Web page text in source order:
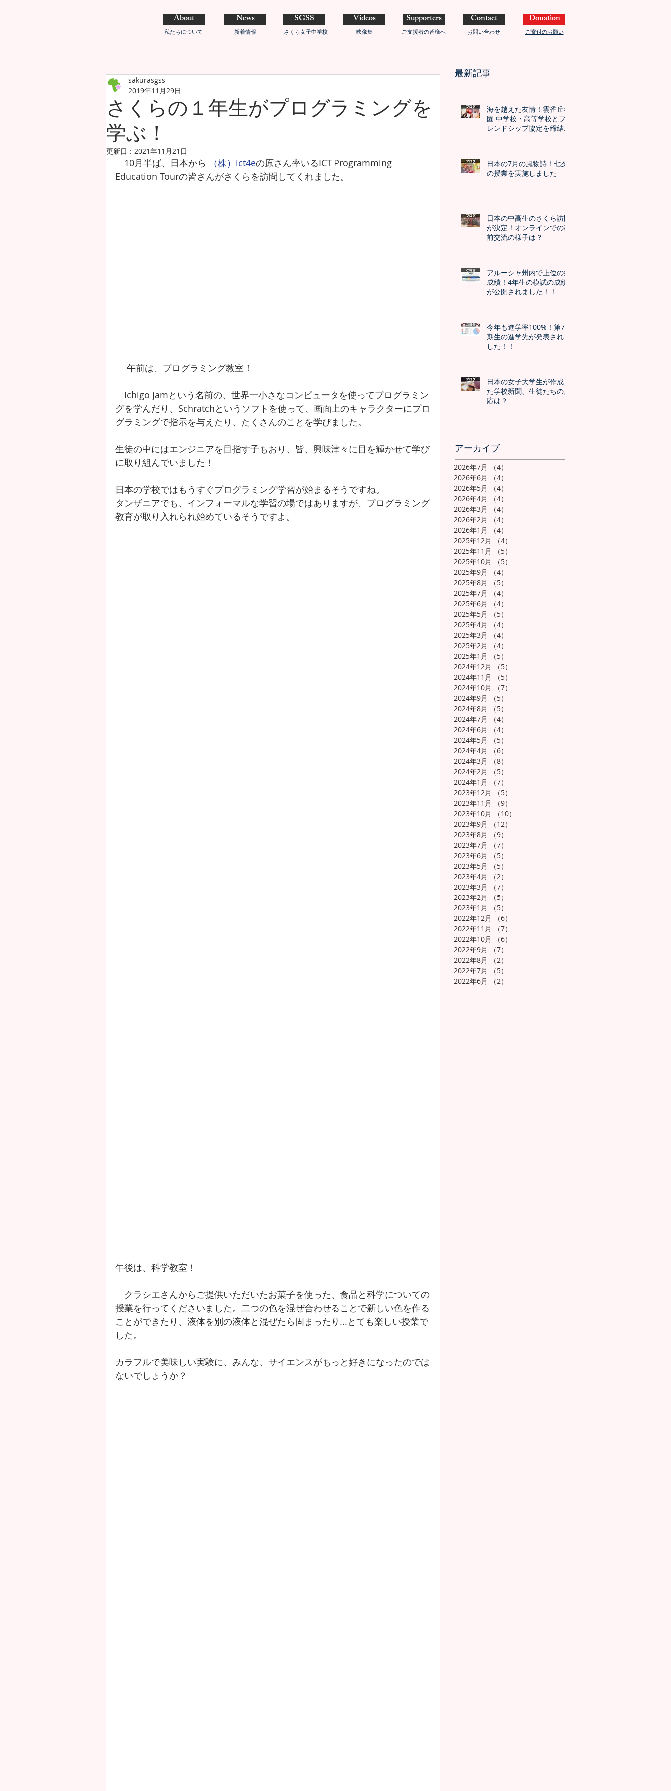
About
私たちについて
News
新着情報
SGSS
さくら女子中学校
Videos
映像集
Supporters
ご支援者の皆様へ
Contact
お問い合わせ
Donation
ご寄付のお願い
さくらの１年生がプログラミングを
学ぶ！
sakurasgss
2019年11月29日
更新日： 2021年11月21日
10月半ば、日本から （株）ict4eの原さん率いるICT Programming
Education Tourの皆さんがさくらを訪問してくれました。
午前は、プログラミング教室！
Ichigo jamという名前の、世界一小さなコンピュータを使ってプログラミン
グを学んだり、Schratchというソフトを使って、画面上のキャラクターにプロ
グラミングで指示を与えたり、たくさんのことを学びました。
生徒の中にはエンジニアを目指す子もおり、皆、興味津々に目を輝かせて学び
に取り組んでいました！
日本の学校ではもうすぐプログラミング学習が始まるそうですね。
タンザニアでも、インフォーマルな学習の場ではありますが、プログラミング
教育が取り入れられ始めているそうですよ。
午後は、科学教室！
クラシエさんからご提供いただいたお菓子を使った、食品と科学についての
授業を行ってくださいました。二つの色を混ぜ合わせることで新しい色を作る
ことができたり、液体を別の液体と混ぜたら固まったり...とても楽しい授業で
した。
カラフルで美味しい実験に、みんな、サイエンスがもっと好きになったのでは
ないでしょうか？
最新記事
海を越えた友情！雲雀丘学
園 中学校・高等学校とフ
レンドシップ協定を締結し
日本の7月の風物詩！七夕
の授業を実施しました
日本の中高生のさくら訪問
が決定！オンラインでの事
前交流の様子は？
アルーシャ州内で上位の好
成績！4年生の模試の成績
が公開されました！！
今年も進学率100%！第7
期生の進学先が発表されま
した！！
日本の女子大学生が作成し
た学校新聞、生徒たちの反
応は？
アーカイブ
2026年7月 （4）
2026年6月
（4）
2026年5月
（4）
2026年4月
（4）
2026年3月
（4）
2026年2月
（4）
2026年1月
（4）
2025年12月
（4）
2025年11月
（5）
2025年10月
（5）
2025年9月
（4）
2025年8月
（5）
2025年7月
（4）
2025年6月
（4）
2025年5月
（5）
2025年4月
（4）
2025年3月
（4）
2025年2月
（4）
2025年1月
（5）
2024年12月
（5）
2024年11月
（5）
2024年10月
（7）
2024年9月
（5）
2024年8月
（5）
2024年7月
（4）
2024年6月
（4）
2024年5月
（5）
2024年4月
（6）
2024年3月
（8）
2024年2月
（5）
2024年1月
（7）
2023年12月
（5）
2023年11月
（9）
2023年10月
（10）
2023年9月
（12）
2023年8月
（9）
2023年7月
（7）
2023年6月
（5）
2023年5月
（5）
2023年4月
（2）
2023年3月
（7）
2023年2月
（5）
2023年1月
（5）
2022年12月
（6）
2022年11月
（7）
2022年10月
（6）
2022年9月
（7）
2022年8月
（2）
2022年7月
（5）
2022年6月
（2）